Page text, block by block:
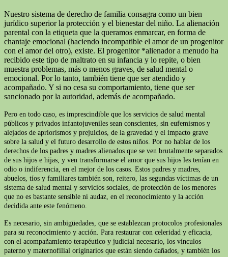
Nuestro sistema de derecho de familia consagra como un bien
jurídico superior la protección y el bienestar del niño. La alienación
parental con la etiqueta que la queramos enmarcar, en forma de
chantaje emocional (haciendo incompatible el amor de un progenitor
con el amor del otro), existe. El progenitor *alienador a menudo ha
recibido este tipo de maltrato en su infancia y lo repite, o bien
muestra problemas, más o menos graves, de salud mental o
emocional. Por lo tanto, también tiene que ser atendido y
acompañado. Y si no cesa su comportamiento, tiene que ser
sancionado por la autoridad, además de acompañado.
Pero en todo caso, es imprescindible que los servicios de salud mental
públicos y privados infantojuveniles sean conscientes, sin eufemismos y
alejados de apriorismos y prejuicios, de la gravedad y el impacto grave
sobre la salud y el futuro desarrollo de estos niños. Por no hablar de los
derechos de los padres y madres alienados que se ven brutalmente separados
de sus hijos e hijas, y ven transformarse el amor que sus hijos les tenían en
odio o indiferencia, en el mejor de los casos. Estos padres y madres,
abuelos, tíos y familiares también son, reitero, las segundas víctimas de un
sistema de salud mental y servicios sociales, de protección de los menores
que no es bastante sensible ni audaz, en el reconocimiento y la acción
decidida ante este fenómeno.
Es necesario, sin ambigüedades, que se establezcan protocolos profesionales
para su reconocimiento y acción. Para restaurar con celeridad y eficacia,
con el acompañamiento terapéutico y judicial necesario, los vínculos
paterno y maternofilial originarios que están siendo dañados, y también los